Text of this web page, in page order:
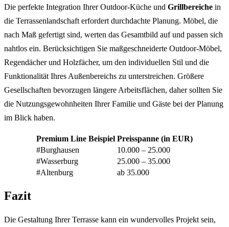
Die perfekte Integration Ihrer Outdoor-Küche und Grillbereiche in
die Terrassenlandschaft erfordert durchdachte Planung. Möbel, die
nach Maß gefertigt sind, werten das Gesamtbild auf und passen sich
nahtlos ein. Berücksichtigen Sie maßgeschneiderte Outdoor-Möbel,
Regendächer und Holzfächer, um den individuellen Stil und die
Funktionalität Ihres Außenbereichs zu unterstreichen. Größere
Gesellschaften bevorzugen längere Arbeitsflächen, daher sollten Sie
die Nutzungsgewohnheiten Ihrer Familie und Gäste bei der Planung
im Blick haben.
Premium Line Beispiel Preisspanne (in EUR)
#Burghausen
10.000 – 25.000
#Wasserburg
25.000 – 35.000
#Altenburg
ab 35.000
Fazit
Die Gestaltung Ihrer Terrasse kann ein wundervolles Projekt sein,